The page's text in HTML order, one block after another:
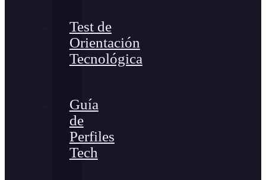
Test de
Orientación
Tecnológica
Guía
de
Perfiles
Tech